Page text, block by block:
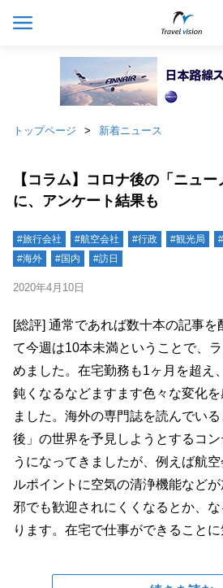
トップページ 新着ニュース
【コラム】コロナ後の「ニュ
に、アンケート結果も
#旅行会社 #航空会社 #行政 #観光局
#海外
#国内 #訪日
2020年4月10日
[総評] 通常であれば数十本の記事を
て今週は10本未満ということで、
めました。在宅勤務も1ヶ月を超え
鈍くなるなどますます色々な変化
ました。海外の専門誌を読んでい
後」の世界を予見しようとするコ
うになってきましたが、例えば航
ルポイントに空気の清浄機能など
邪でも歓迎されにくくなるとか、
ります。在宅で仕事ができることに